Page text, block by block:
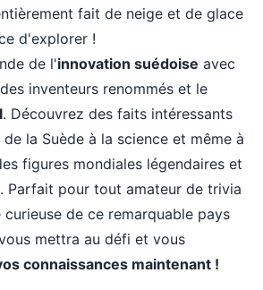
fait de neige et de glace
d'explorer !
de l'innovation suédoise avec
inventeurs renommés et le
. Découvrez des faits intéressants
la Suède à la science et même à
figures mondiales légendaires et
Parfait pour tout amateur de trivia
de ce remarquable pays
mettra au défi et vous
connaissances maintenant !